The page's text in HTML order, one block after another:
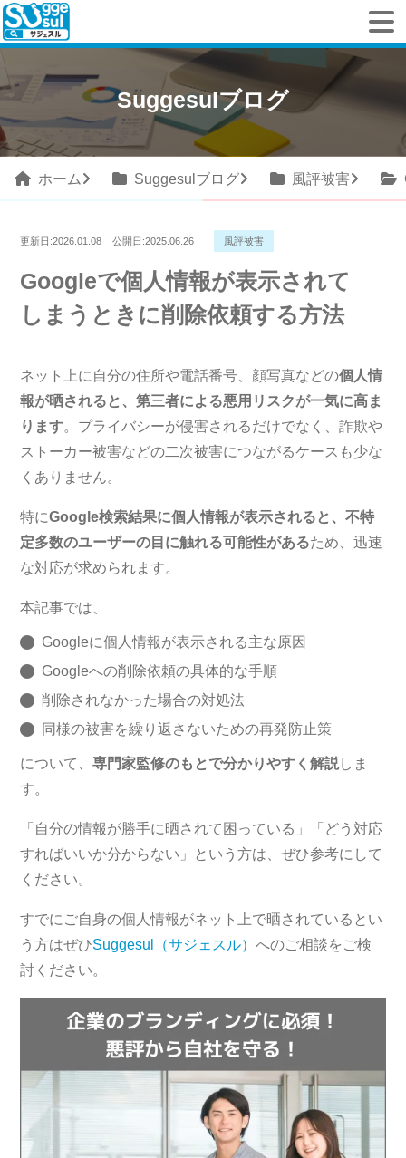
Suggesulブログ
ホーム Suggesulブログ 風評被害
更新日:2026.01.08 公開日:2025.06.26 風評被害
Googleで個人情報が表示されて
しまうときに削除依頼する方法
ネット上に自分の住所や電話番号、顔写真などの個人情
報が晒されると、第三者による悪用リスクが一気に高ま
ります。プライバシーが侵害されるだけでなく、詐欺や
ストーカー被害などの二次被害につながるケースも少な
くありません。
特にGoogle検索結果に個人情報が表示されると、不特
定多数のユーザーの目に触れる可能性があるため、迅速
な対応が求められます。
本記事では、
Googleに個人情報が表示される主な原因
Googleへの削除依頼の具体的な手順
削除されなかった場合の対処法
同様の被害を繰り返さないための再発防止策
について、専門家監修のもとで分かりやすく解説しま
す。
「自分の情報が勝手に晒されて困っている」「どう対応
すればいいか分からない」という方は、ぜひ参考にして
ください。
すでにご自身の個人情報がネット上で晒されているとい
う方はぜひSuggesul（サジェスル）へのご相談をご検
討ください。